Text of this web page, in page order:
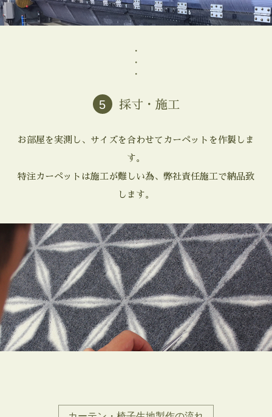
・
・
・
5 採寸・施工
お部屋を実測し、サイズを合わせてカーペットを作製しま
す。
特注カーペットは施工が難しい為、弊社責任施工で納品致
します。